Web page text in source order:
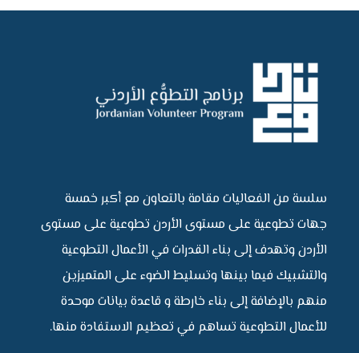
سلسة من الفعاليات مقامة بالتعاون مع أكبر خمسة
جهات تطوعية على مستوى الأردن تطوعية على مستوى
الأردن وتهدف إلى بناء القدرات في الأعمال التطوعية
والتشبيك فيما بينها وتسليط الضوء على المتميزين
منهم بالإضافة إلى بناء خارطة و قاعدة بيانات موحدة
للأعمال التطوعية تساهم في تعظيم الاستفادة منها.